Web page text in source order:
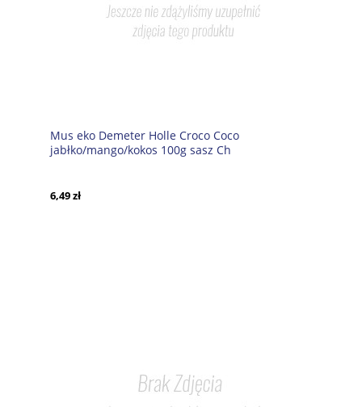
Mus eko Demeter Holle Croco Coco
jabłko/mango/kokos 100g sasz Ch
6,49 zł